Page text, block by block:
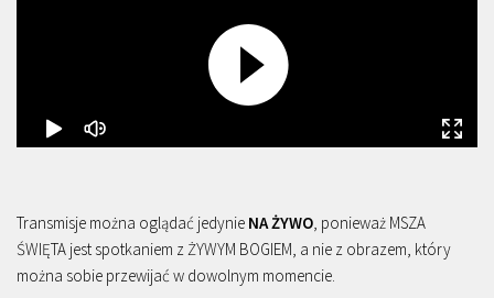
Transmisje można oglądać jedynie NA ŻYWO, ponieważ MSZA
ŚWIĘTA jest spotkaniem z ŻYWYM BOGIEM, a nie z obrazem, który
można sobie przewijać w dowolnym momencie.